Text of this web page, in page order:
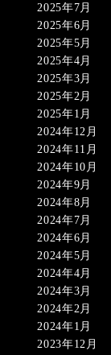
2025年7月
2025年6月
2025年5月
2025年4月
2025年3月
2025年2月
2025年1月
2024年12月
2024年11月
2024年10月
2024年9月
2024年8月
2024年7月
2024年6月
2024年5月
2024年4月
2024年3月
2024年2月
2024年1月
2023年12月